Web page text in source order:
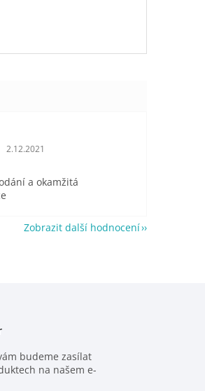
Hodnocení obchodu je 5 z 5 hvězdiček.
2.12.2021
a okamžitá
Zobrazit další hodnocení
budeme zasílat
na našem e-